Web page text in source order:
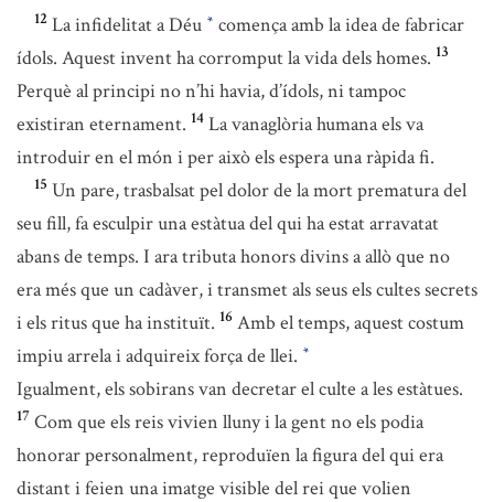
12 La infidelitat a Déu * comença amb la idea de fabricar
ídols. Aquest invent ha corromput la vida dels homes. 13
Perquè al principi no n’hi havia, d’ídols, ni tampoc
existiran eternament. 14 La vanaglòria humana els va
introduir en el món i per això els espera una ràpida fi.
15 Un pare, trasbalsat pel dolor de la mort prematura del
seu fill, fa esculpir una estàtua del qui ha estat arravatat
abans de temps. I ara tributa honors divins a allò que no
era més que un cadàver, i transmet als seus els cultes secrets
i els ritus que ha instituït. 16 Amb el temps, aquest costum
impiu arrela i adquireix força de llei. *
Igualment, els sobirans van decretar el culte a les estàtues.
17 Com que els reis vivien lluny i la gent no els podia
honorar personalment, reproduïen la figura del qui era
distant i feien una imatge visible del rei que volien